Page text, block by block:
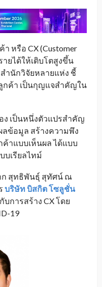
หรือ CX (Customer
ายได้ให้เติบโตสูงขึ้น
ำนักวิจัยหลายแห่ง ชี้
กค้า เป็นกุญแจสำคัญใน
ง เป็นหนึ่งตัวแปรสำคัญ
ลข้อมูล สร้างความพึง
าแบบเห็นผล ได้แบบ
บเรียลไทม์
ก สุทธิพันธุ์ สุทัศน์ ณ
บริษัท บิสกิต โซลูชั่น
การสร้าง CX โดย
19